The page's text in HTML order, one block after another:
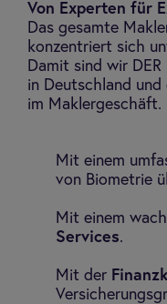
Von Experten für
Das gesamte
konzentriert sich
Damit sind wir
in Deutschland
im Maklergeschäft.
Mit einem
von Biometrie
Mit einem
Services.
Mit der